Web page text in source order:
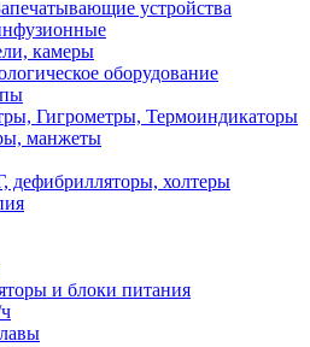
устройства
камеры
оборудование
Гигрометры, Термоиндикаторы
манжеты
дефибрилляторы, холтеры
и блоки питания